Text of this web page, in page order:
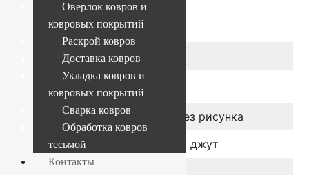
толщина, мм
10 мм
Тип ворса
Разрезной
Однотонный, Без рисунка
Основа
Искусственный джут
Оверлок ковров и
ковровых покрытий
Раскрой ковров
Доставка ковров
Укладка ковров и
ковровых покрытий
Сварка ковров
Обработка ковров
тесьмой
Контакты